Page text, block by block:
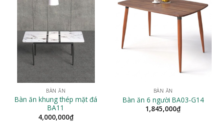
BÀN ĂN
Bàn ăn khung thép mặt đá
BA11
4,000,000₫
BÀN ĂN
Bàn ăn 6 người BA03-G14
1,845,000₫